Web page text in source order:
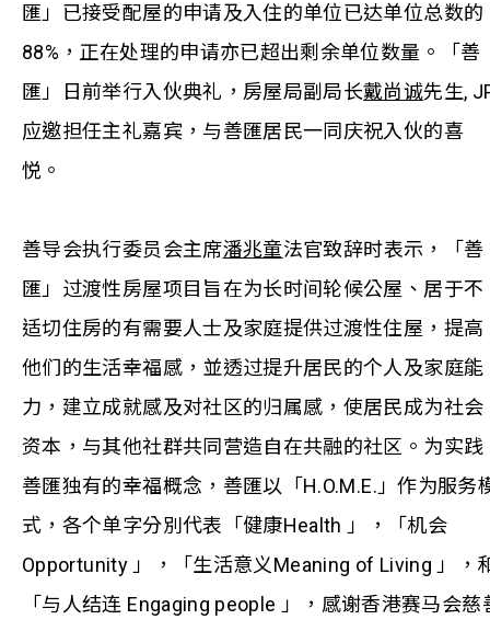
匯」已接受配屋的申请及入住的单位已达单位总数的
88%，正在处理的申请亦已超出剩余单位数量。「善
匯」日前举行入伙典礼，房屋局副局长戴尚诚先生,
应邀担任主礼嘉宾，与善匯居民一同庆祝入伙的喜
悦。
善导会执行委员会主席潘兆童法官致辞时表示，「善
匯」过渡性房屋项目旨在为长时间轮候公屋、居于不
适切住房的有需要人士及家庭提供过渡性住屋，提高
他们的生活幸福感，並透过提升居民的个人及家庭能
力，建立成就感及对社区的归属感，使居民成为社会
资本，与其他社群共同营造自在共融的社区。为实践
善匯独有的幸福概念，善匯以「H.O.M.E.」作为服务
式，各个单字分別代表「健康Health 」，「机会
Opportunity 」，「生活意义Meaning of Living 」，
「与人结连 Engaging people 」，感谢香港赛马会慈